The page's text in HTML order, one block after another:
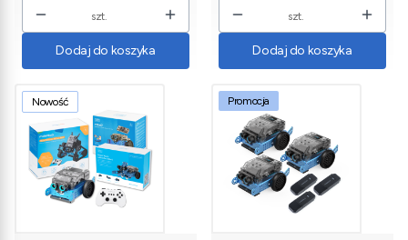
szt.
Dodaj do koszyka
szt.
Dodaj do koszyka
Nowość Promocja